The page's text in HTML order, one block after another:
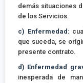
demás situaciones
de los Servicios.
c) Enfermedad:
que suceda, se
presente contrato.
d) Enfermedad
inesperada de